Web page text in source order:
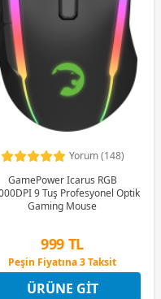
Yorum (148)
GamePower Icarus RGB
9 Tuş Profesyonel Optik
Gaming Mouse
999 TL
Peşin Fiyatına 3 Taksit
12 Ay x 118 TL taksitle
Peşin Fiyatına 3 Taksit
ÜRÜNE GIT